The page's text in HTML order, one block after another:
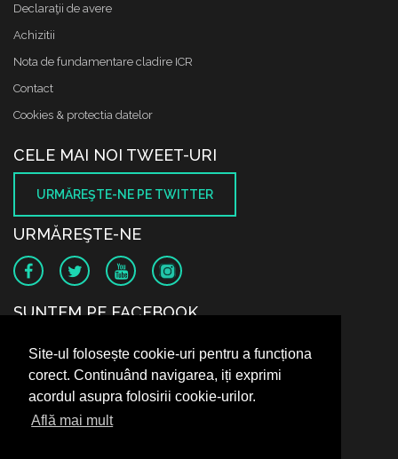
Site-ul folosește cookie-uri pentru a funcționa
corect. Continuând navigarea, iți exprimi
acordul asupra folosirii cookie-urilor.
Află mai mult
Declaraţii de avere
Achizitii
Nota de fundamentare cladire ICR
Contact
Cookies & protectia datelor
CELE MAI NOI TWEET-URI
URMĂREŞTE-NE PE TWITTER
URMĂREŞTE-NE
SUNTEM PE FACEBOOK